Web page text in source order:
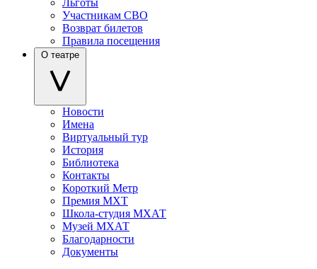
Льготы
Участникам СВО
Возврат билетов
Правила посещения
О театре
Новости
Имена
Виртуальный тур
История
Библиотека
Контакты
Короткий Метр
Премия МХТ
Школа-студия МХАТ
Музей МХАТ
Благодарности
Документы